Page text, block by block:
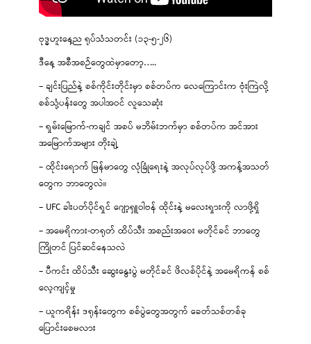
ဗုဒ္ဓဟူးနေ့ည ရုပ်သံသတင်း (၁၃-၅-၂၆)
ဒီနေ့ အစီအစဉ်တွေထဲမှာတော့…..
– ချင်းပြည်နဲ့ စစ်ကိုင်းတိုင်းမှာ စစ်တပ်က လေကြောင်းက ဗုံးကြဲလို့
စစ်သုံ့ပန်းတွေ အပါအဝင် လူသေဆုံး
– ရှမ်းမြောက်-ကချင် အစပ် မဘိမ်းဘက်မှာ စစ်တပ်က အင်အား
အမြောက်အများ တိုးချဲ့
– ထိုင်းရောက် မြန်မာတွေ လုံခြုံရေးနဲ့ အလုပ်လုပ်ဖို့ အကန့်အသတ်
တွေက ဘာတွေလဲ။
– UFC ခါးပတ်ပိုင်ရှင် ဂျော့ရှူဝါဗန် ထိုင်းနဲ့ မလေးရှားကို လာဖို့ရှိ
– အမေရိကား-တရုတ် ထိပ်သီး အစည်းအဝေး မတိုင်ခင် ဘာတွေ
ကြိုတင် ပြင်ဆင်နေသလဲ
– ပီကင်း ထိပ်သီး ဆွေးနွေးပွဲ မတိုင်ခင် ဖိလစ်ပိုင်နဲ့ အမေရိကန် စစ်
လေ့ကျင့်မှု
– ယူကရိန်း ဒရုန်းတွေက စစ်ပွဲတွေအတွက် ခေတ်သစ်တစ်ခု
ပြောင်းစေမလား